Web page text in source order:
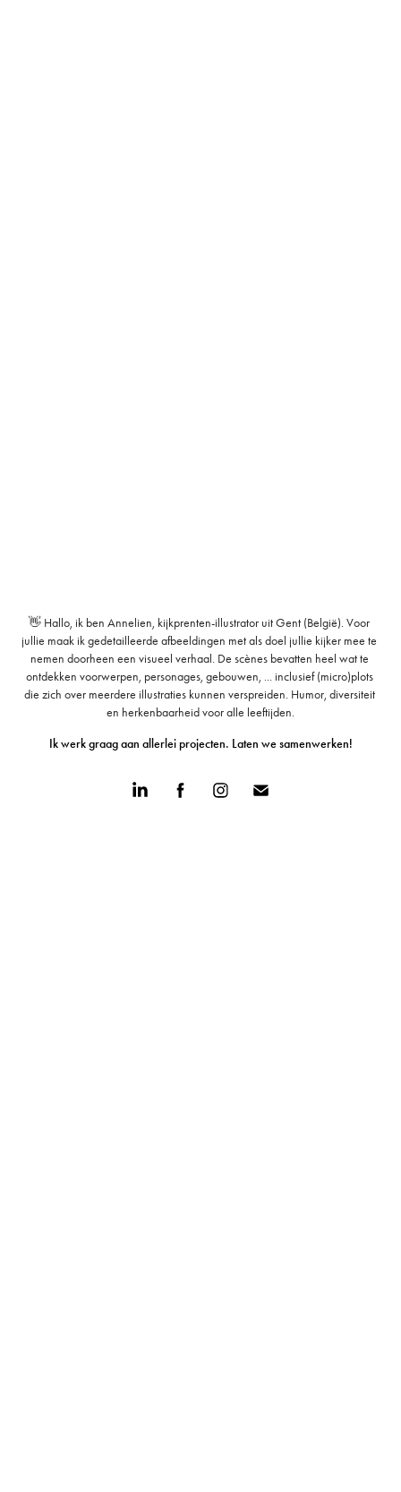
👋 Hallo, ik ben Annelien, kijkprenten-illustrator uit Gent (België). Voor
jullie maak ik gedetailleerde afbeeldingen met als doel jullie kijker mee te
nemen doorheen een visueel verhaal. De scènes bevatten heel wat te
ontdekken voorwerpen, personages, gebouwen, ... inclusief (micro)plots
die zich over meerdere illustraties kunnen verspreiden. Humor, diversiteit
en herkenbaarheid voor alle leeftijden.
Ik werk graag aan allerlei projecten. Laten we samenwerken!